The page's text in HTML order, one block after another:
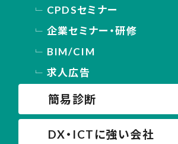
CPDSセミナー
企業セミナー・研修
BIM/CIM
求人広告
簡易診断
DX・ICTに強い会社